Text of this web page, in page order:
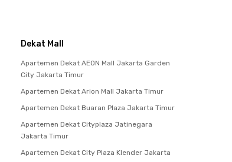
Dekat Mall
Apartemen Dekat AEON Mall Jakarta Garden
City Jakarta Timur
Apartemen Dekat Arion Mall Jakarta Timur
Apartemen Dekat Buaran Plaza Jakarta Timur
Apartemen Dekat Cityplaza Jatinegara
Jakarta Timur
Apartemen Dekat City Plaza Klender Jakarta